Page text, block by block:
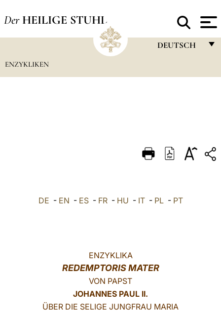
Der HEILIGE STUHL
DEUTSCH
DEUTSCH
العربيّة
ENZYKLIKEN
DE - EN - ES- FR- HU - IT- PL- PT
ENZYKLIKA
REDEMPTORIS MATER
VON PAPST
JOHANNES PAUL II.
ÜBER DIE SELIGE JUNGFRAU MARIA